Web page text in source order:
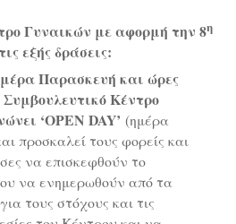
Γυναικών με αφορμή την 8η
εξής δράσεις:
Παρασκευή και ώρες
Κέντρο
‘OPEN DAY’ (ημέρα
προσκαλεί τους φορείς και
να επισκεφθούν το
να ενημερωθούν από τα
τους στόχους και τις